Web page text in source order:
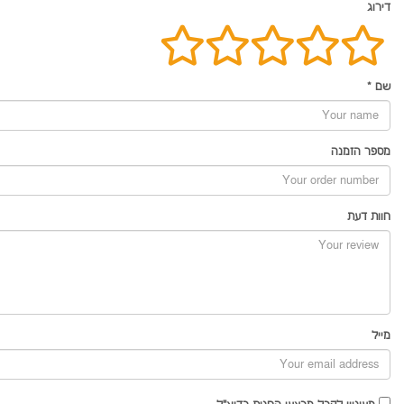
דירוג
שם *
מספר הזמנה
חוות דעת
מייל